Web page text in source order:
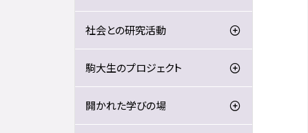
社会との研究活動
駒大生のプロジェクト
開かれた学びの場